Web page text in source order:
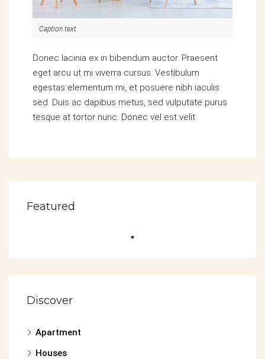
Caption text
Donec lacinia ex in bibendum auctor. Praesent
eget arcu ut mi viverra cursus. Vestibulum
egestas elementum mi, et posuere nibh iaculis
sed. Duis ac dapibus metus, sed vulputate purus
tesque at tortor nunc. Donec vel est velit
Featured
Discover
Apartment
Houses